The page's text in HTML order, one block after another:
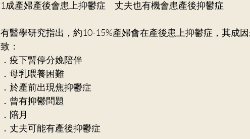
1成產婦產後會患上抑鬱症　丈夫也有機會患產後抑鬱症
有醫學研究指出，約10-15%產婦會在產後患上抑鬱症，其成
致：
．疫下暫停分娩陪伴
．母乳喂養困難
．於產前出現焦抑鬱症
．曾有抑鬱問題
．陪月
．丈夫可能有產後抑鬱症